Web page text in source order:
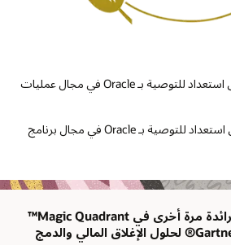
من العملاء كانوا على استعداد للتوصية بـ Oracle في مجال عمليات
من العملاء كانوا على استعداد للتوصية بـ Oracle في مجال برنامج
تُصنف Oracle شركة رائدة مرة أخرى في Magic Quadrant™